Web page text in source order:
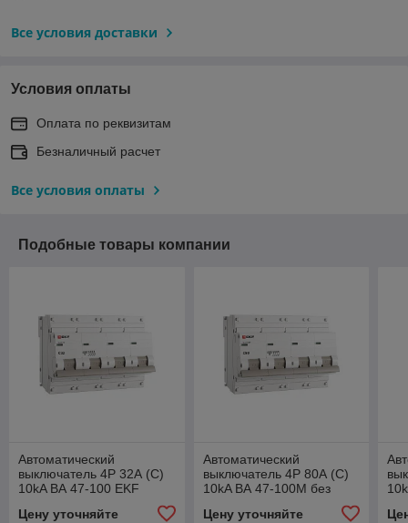
Все условия доставки
Условия оплаты
Оплата по реквизитам
Безналичный расчет
Все условия оплаты
Подобные товары компании
Автоматический
выключатель 4P 32А (C)
10kA ВА 47-100 EKF
Цену уточняйте
Автоматический
выключатель 4P 80А (C)
10kA ВА 47-100M без
теплового расцепителя
EKF PROxima
Цену уточняйте